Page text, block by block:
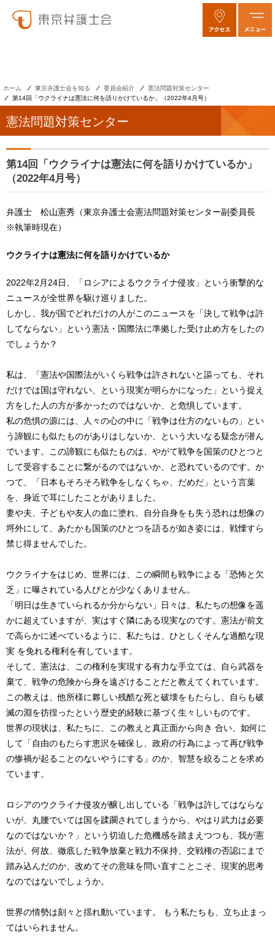
ホーム 東京弁護士会を知る 委員会紹介
憲法問題対策センター
第14回「ウクライナは憲法に何を語りかけているか」（2022年4月号）
憲法問題対策センター
第14回「ウクライナは憲法に何を語りかけているか」
（2022年4月号）
弁護士 松山憲秀（東京弁護士会憲法問題対策センター副委員長
※執筆時現在）
ウクライナは憲法に何を語りかけているか
2022年2月24日、「ロシアによるウクライナ侵攻」という衝撃的な
ニュースが全世界を駆け巡りました。
しかし、我が国でどれだけの人がこのニュースを「決して戦争は許
してならない」という憲法・国際法に準拠した受け止め方をしたの
でしょうか？
私は、「憲法や国際法がいくら戦争は許されないと謳っても、それ
だけでは国は守れない、という現実が明らかになった」という捉え
方をした人の方が多かったのではないか、と危惧しています。
私の危惧の源には、人々の心の中に「戦争は仕方のないもの」とい
う諦観にも似たものがありはしないか、という大いなる疑念が潜ん
でいます。この諦観にも似たものは、やがて戦争を国策のひとつと
して受容することに繋がるのではないか、と恐れているのです。か
つて、「日本もそろそろ戦争をしなくちゃ、だめだ」という言葉
を、身近で耳にしたことがありました。
妻や夫、子どもや友人の血に塗れ、自分自身をも失う恐れは想像の
埒外にして、あたかも国策のひとつを語るが如き姿には、戦慄すら
禁じ得ませんでした。
ウクライナをはじめ、世界には、この瞬間も戦争による「恐怖と欠
乏」に曝されている人びとが少なくありません。
「明日は生きていられるか分からない」日々は、私たちの想像を遥
かに超えていますが、実はすぐ隣にある現実なのです。憲法が前文
で高らかに述べているように、私たちは、ひとしくそんな過酷な現
実 を免れる権利を有しています。
そして、憲法は、この権利を実現する有力な手立ては、自ら武器を
棄て、戦争の危険から身を遠ざけることだと教えてくれています。
この教えは、他所様に夥しい残酷な死と破壊をもたらし、自らも破
滅の淵を彷徨ったという歴史的経験に基づく生々しいものです。
世界の現状は、私たちに、この教えと真正面から向き 合い、如何に
して「自由のもたらす恵沢を確保し、政府の行為によって再び戦争
の惨禍が起ることのないやうにする」のか、智慧を絞ることを求め
ています。
ロシアのウクライナ侵攻が醸し出している「戦争は許してはならな
いが、丸腰でいては国を蹂躙されてしまうから、やはり武力は必要
なのではないか？」という切迫した危機感を踏まえつつも、我が憲
法が、何故、徹底した戦争放棄と戦力不保持、交戦権の否認にまで
踏み込んだのか、改めてその意味を問い直すことこそ、現実的思考
なのではないでしょうか。
世界の情勢は刻々と揺れ動いています。 もう私たちも、立ち止まっ
てはいられません。